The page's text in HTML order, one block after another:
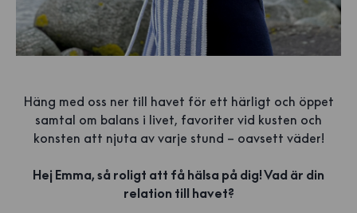
Häng med oss ner till havet för ett härligt och öppet
samtal om balans i livet, favoriter vid kusten och
konsten att njuta av varje stund – oavsett väder!
Hej Emma, så roligt att få hälsa på dig! Vad är din
relation till havet?